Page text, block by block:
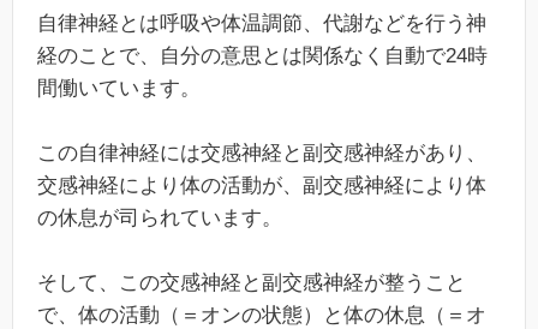
自律神経とは呼吸や体温調節、代謝などを行う神
経のことで、自分の意思とは関係なく自動で24時
間働いています。
この自律神経には交感神経と副交感神経があり、
交感神経により体の活動が、副交感神経により体
の休息が司られています。
そして、この交感神経と副交感神経が整うこと
で、体の活動（＝オンの状態）と体の休息（＝オ